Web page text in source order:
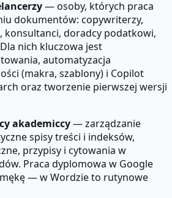
— osoby, których praca
dokumentów: copywriterzy,
konsultanci, doradcy podatkowi,
nich kluczowa jest
automatyzacja
(makra, szablony) i Copilot
oraz tworzenie pierwszej wersji
akademiccy— zarządzanie
spisy treści i indeksów,
przypisy i cytowania w
Praca dyplomowa w Google
— w Wordzie to rutynowe